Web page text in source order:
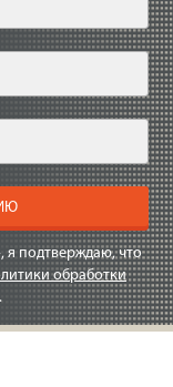
я подтверждаю, что
обработки
.